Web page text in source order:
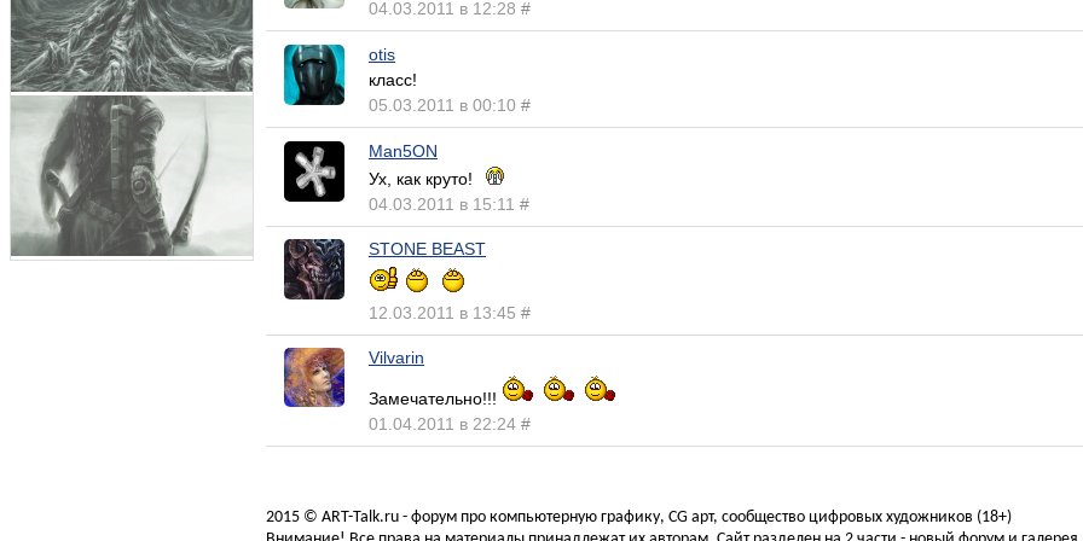
04.03.2011 в 12:28 #
otis
класс!
05.03.2011 в 00:10 #
Man5ON
Ух, как круто!
04.03.2011 в 15:11 #
STONE BEAST
12.03.2011 в 13:45 #
Vilvarin
Замечательно!!!
01.04.2011 в 22:24 #
2015 © ART-Talk.ru - форум про компьютерную графику, CG арт, сообщество цифровых художников (18+)